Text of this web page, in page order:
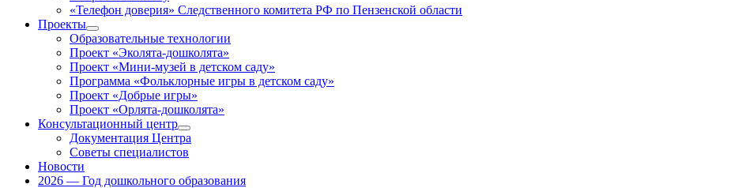
«Телефон доверия» Следственного комитета РФ по Пензенской области
Проекты
Показать
подменю
Образовательные технологии
Проект «Эколята-дошколята»
Проект «Мини-музей в детском саду»
Программа «Фольклорные игры в детском саду»
Проект «Добрые игры»
Проект «Орлята-дошколята»
Консультационный центр
Показать
подменю
Документация Центра
Советы специалистов
Новости
2026 — Год дошкольного образования